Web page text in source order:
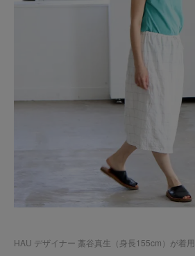
HAU デザイナー 藁谷真生（身長155cm）が着用